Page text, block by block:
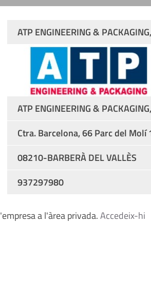
ATP ENGINEERING &
ATP ENGINEERING &
Ctra. Barcelona, 66 Parc del Molí
08210-BARBERÀ DEL VALLÈS
937297980
a l'àrea privada.Accedeix-hi